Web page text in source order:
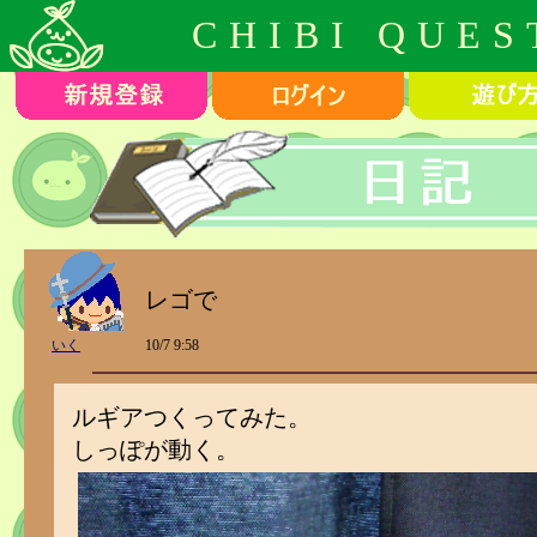
CHIBI
レゴで
いく 10/7 9:58
ルギアつくってみた。
しっぽが動く。